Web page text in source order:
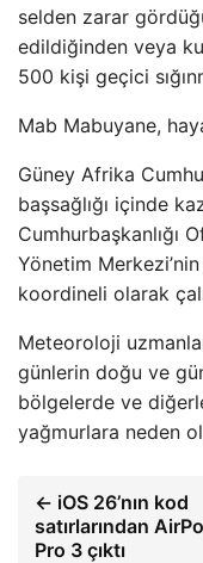
selden zarar
edildiğinden veya
500 kişi geçici
Mab Mabuyane,
Güney Afrika
başsağlığı içinde
Cumhurbaşkanlığı
Yönetim
koordineli olarak
Meteoroloji
günlerin doğu ve
bölgelerde ve
yağmurlara neden
← iOS 26’nın kod
satırlarından
Pro 3 çıktı